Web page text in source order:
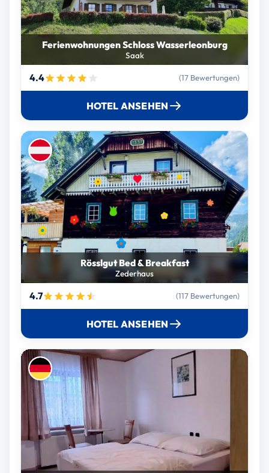
Ferienwohnungen Schloss Wasserleonburg
Saak
4.4 (17 Bewertungen)
HOTEL ANSEHEN
Rösslgut Bed & Breakfast
Zederhaus
4.7 (117 Bewertungen)
HOTEL ANSEHEN